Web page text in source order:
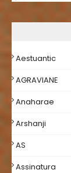
Aestuantic
AGRAVIANE
Anaharae
Arshanji
AS
Assinatura